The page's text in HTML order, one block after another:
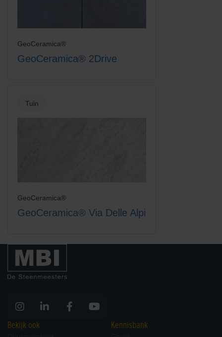
GeoCeramica®
GeoCeramica® 2Drive
Tuin
GeoCeramica®
GeoCeramica® Via Delle Alpi
Bekijk ook Kennisbank